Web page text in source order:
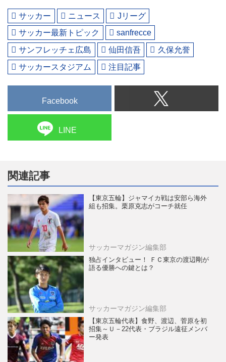
サッカー ニュース
Jリーグ
サッカー最新トピック
sanfrecce
サンフレッチェ広島
仙田信吾
久保允誉
サッカースタジアム
注目記事
Facebook
LINE
関連記事
【東京五輪】ジャマイカ戦は安部ら海外
組も招集。栗原克志がコーチ就任
サッカーマガジン編集部
独占インタビュー！ ＦＣ東京の渡辺剛が
語る優勝への鍵とは？
サッカーマガジン編集部
【東京五輪代表】食野、渡辺、菅原を初
招集～Ｕ－22代表・ブラジル遠征メンバ
ー発表